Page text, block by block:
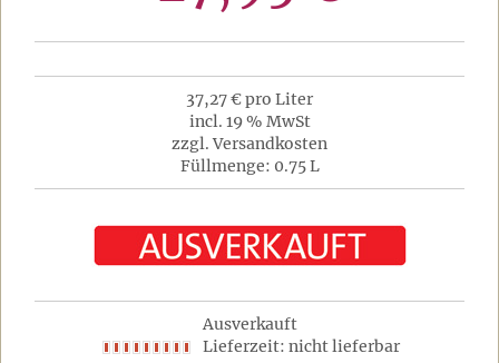
37,27 € pro Liter
incl. 19 % MwSt
zzgl. Versandkosten
Füllmenge: 0.75 L
Ausverkauft
Lieferzeit: nicht lieferbar